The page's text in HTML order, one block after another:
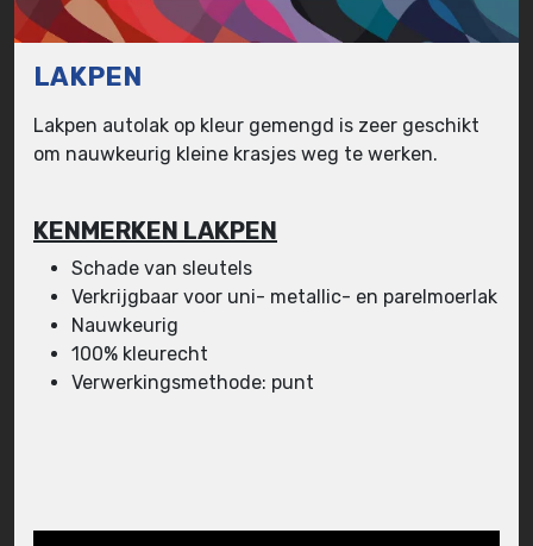
LAKPEN
Lakpen autolak op kleur gemengd is zeer geschikt
om nauwkeurig kleine krasjes weg te werken.
KENMERKEN LAKPEN
Schade van sleutels
Verkrijgbaar voor uni- metallic- en parelmoerlak
Nauwkeurig
100% kleurecht
Verwerkingsmethode: punt